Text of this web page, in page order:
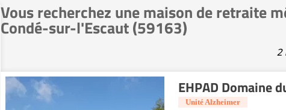
Vous recherchez une maison de retraite
Condé-sur-l'Escaut (59163)
2
EHPAD Domaine
Unité Alzheimer